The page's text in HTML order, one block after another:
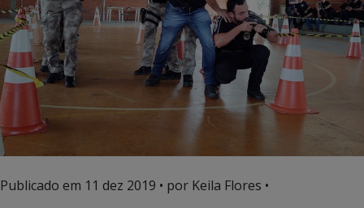
Publicado em 11 dez 2019 • por Keila Flores •